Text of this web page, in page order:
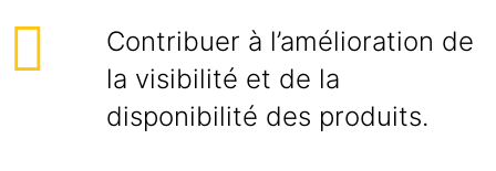
Contribuer à l’amélioration de
la visibilité et de la
disponibilité des produits.